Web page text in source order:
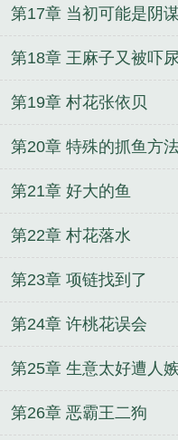
第17章 当初可能是阴
第18章 王麻子又被吓
第19章 村花张依贝
第20章 特殊的抓鱼方
第21章 好大的鱼
第22章 村花落水
第23章 项链找到了
第24章 许桃花误会
第25章 生意太好遭人
第26章 恶霸王二狗